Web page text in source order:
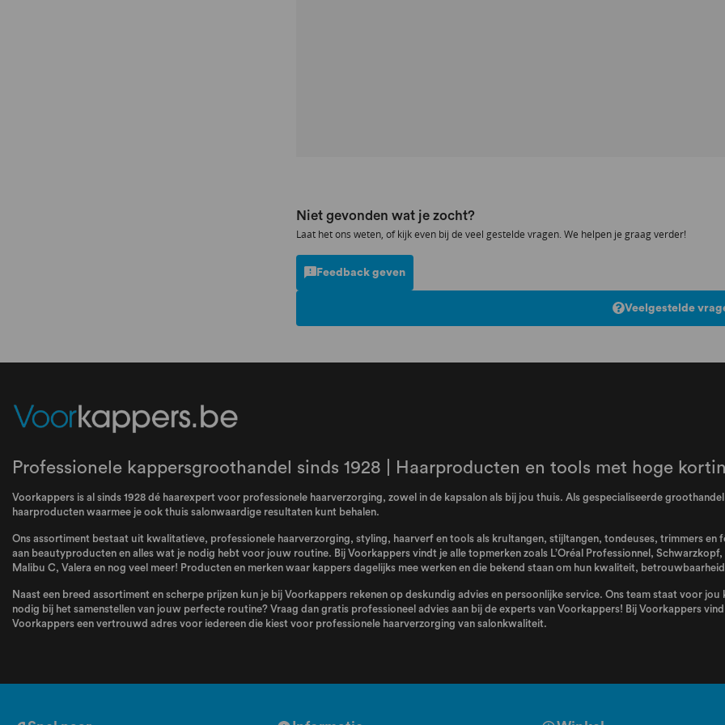
Niet gevonden wat je zocht?
Laat het ons weten, of kijk even bij de veel gestelde vragen. We helpen je graag verder!
Feedback geven
Veelgestelde
Professionele kappersgroothandel sinds 1928 | Haarproducten en tools met hoge
Voorkappers is al sinds 1928 dé haarexpert voor professionele haarverzorging, zowel in de kapsalon als bij jou thuis. Als gespecialiseerde
haarproducten waarmee je ook thuis salonwaardige resultaten kunt behalen.
Ons assortiment bestaat uit kwalitatieve, professionele haarverzorging, styling, haarverf en tools als krultangen, stijltangen, tondeuses, trimmers
aan beautyproducten en alles wat je nodig hebt voor jouw routine. Bij Voorkappers vindt je alle topmerken zoals L’Oréal Professionnel , Schwarzkopf,
Malibu C, Valera en nog veel meer! Producten en merken waar kappers dagelijks mee werken en die bekend staan om hun kwaliteit,
Naast een breed assortiment en scherpe prijzen kun je bij Voorkappers rekenen op deskundig advies en persoonlijke service. Ons team staat voor
nodig bij het samenstellen van jouw perfecte routine? Vraag dan gratis professioneel advies aan bij de experts van Voorkappers! Bij Voorkappers
Voorkappers een vertrouwd adres voor iedereen die kiest voor professionele haarverzorging van salonkwaliteit.